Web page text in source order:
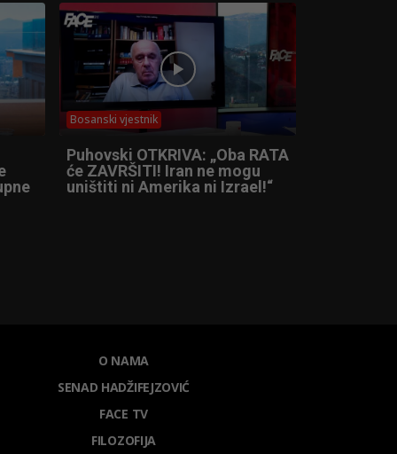
Bosanski vjestnik
Puhovski OTKRIVA: „Oba RATA
će ZAVRŠITI! Iran ne mogu
uništiti ni Amerika ni Izrael!“
O NAMA
SENAD HADŽIFEJZOVIĆ
FACE TV
FILOZOFIJA